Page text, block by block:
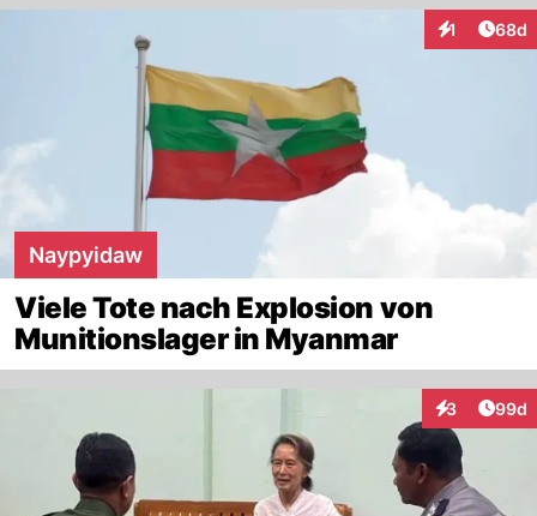
1
Interaktionen
68d
Naypyidaw
Viele Tote nach Explosion von
Munitionslager in Myanmar
3
Interaktionen
99d